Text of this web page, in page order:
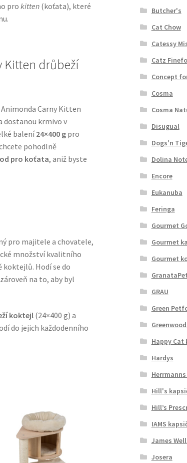
pro kitten(koťata), které
Kitten drůbeží
Animonda Carny Kitten
dostanou krmivo v
balení24×400 gpro
pohodlně
pro koťata, aniž byste
pro majitele a chovatele,
množství kvalitního
koktejlů. Hodí se do
na to, aby byl
koktejl(24×400 g) a
do jejich každodenního
Butcher's
Cat Chow
Catessy
Catz
Concept
Cosma
Cosma
Disugual
Dogs'n
Dolina
Encore
Eukanuba
Feringa
Gourmet
Gourmet
Gourmet
GranataPet
GRAU
Green
Happy Cat
Hardys
Hill's
Hill’s
IAMS
James
Josera